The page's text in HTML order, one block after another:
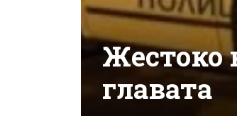
Жестоко
главата